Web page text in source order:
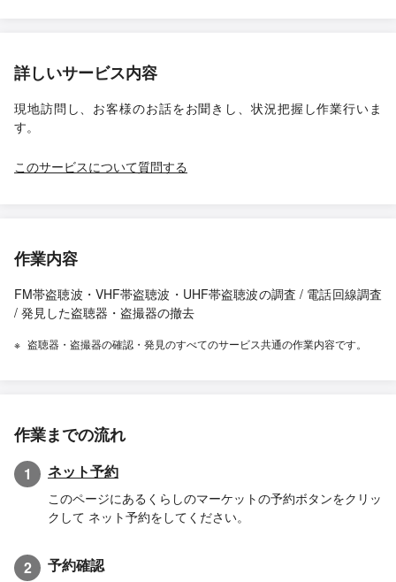
詳しいサービス内容
現地訪問し、お客様のお話をお聞きし、状況把握し作業行いま
す。
このサービスについて質問する
作業内容
FM帯盗聴波・VHF帯盗聴波・UHF帯盗聴波の調査 / 電話回線調査
/ 発見した盗聴器・盗撮器の撤去
盗聴器・盗撮器の確認・発見のすべてのサービス共通の作業内容です。
作業までの流れ
1 ネット予約
このページにあるくらしのマーケットの予約ボタンをクリッ
クして ネット予約をしてください。
2 予約確認